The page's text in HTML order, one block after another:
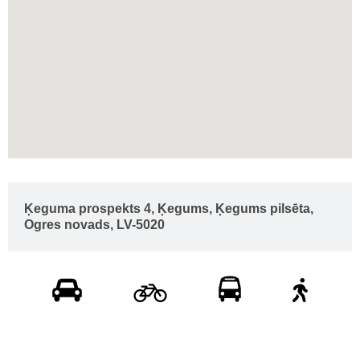
Ķeguma prospekts 4, Ķegums, Ķegums pilsēta,
Ogres novads, LV-5020